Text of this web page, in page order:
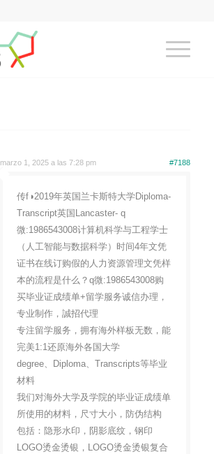
marzo 1, 2025 a las 7:28 pm #7188
传f◑2019年英国兰卡斯特大学Diploma-
Transcript英国Lancaster- q
微:1986543008计算机科学与工程学士
（人工智能与数据科学）时间4年文凭
证书在线订购假的人力资源管理文凭样
本的流程是什么？q微:1986543008购
买毕业证成绩单+留学服务诚信办理，
专业制作，誠招代理
专注留学服务，拥有海外样板无数，能
完美1:1还原海外各国大学
degree、Diploma、Transcripts等毕业
材料
我们对海外大学及学院的毕业证成绩单
所使用的材料，尺寸大小，防伪结构
包括：隐形水印，阴影底纹，钢印
LOGO烫金烫银，LOGO烫金烫银复合